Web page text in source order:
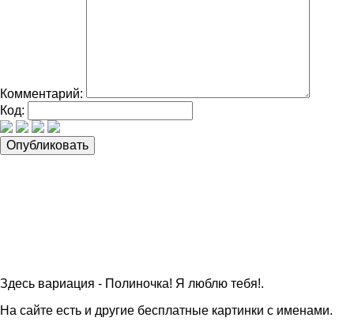
Комментарий:
Код:
Здесь вариация - Полиночка! Я люблю тебя!.
На сайте есть и другие бесплатные картинки с именами.